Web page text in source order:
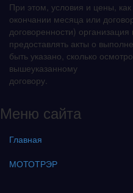
При этом, условия и цены,
окончании месяца или
договоренности)
предоставлять акты о
быть указано, сколько
вышеуказанному
договору.
Меню сайта
Главная
МОТОТРЭР